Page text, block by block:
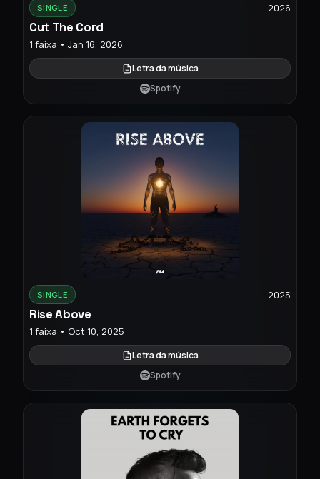
SINGLE 2026
Cut The Cord
1 faixa • Jan 16, 2026
Letra da música
Spotify
SINGLE 2025
Rise Above
1 faixa • Oct 10, 2025
Letra da música
Spotify